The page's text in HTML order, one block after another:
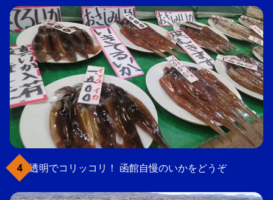
透明でコリッコリ！ 函館自慢のいかをどうぞ